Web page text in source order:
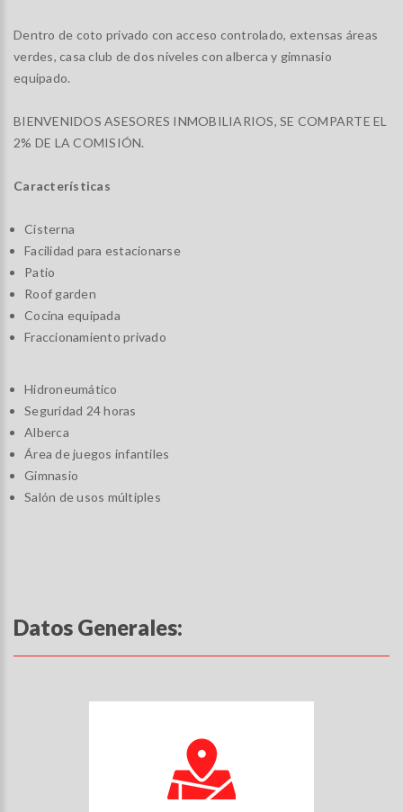
Dentro de coto privado con acceso controlado, extensas áreas
verdes, casa club de dos niveles con alberca y gimnasio
equipado.
BIENVENIDOS ASESORES INMOBILIARIOS, SE COMPARTE EL
2% DE LA COMISIÓN.
Características
Cisterna
Facilidad para estacionarse
Patio
Roof garden
Cocina equipada
Fraccionamiento privado
Hidroneumático
Seguridad 24 horas
Alberca
Área de juegos infantiles
Gimnasio
Salón de usos múltiples
Datos Generales: